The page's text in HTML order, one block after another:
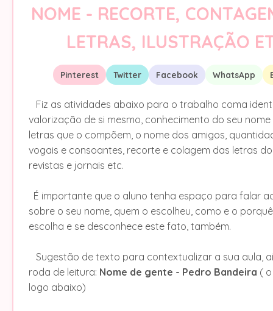
NOME - RECORTE,
LETRAS, ILUSTRAÇÃO
Pinterest Twitter Facebook WhatsApp
Fiz as atividades abaixo para o trabalho coma
valorização de si mesmo, conhecimento do seu nome
letras que o compõem, o nome dos amigos,
vogais e consoantes, recorte e colagem das letras
revistas e jornais etc.
É importante que o aluno tenha espaço para falar
sobre o seu nome, quem o escolheu, como e o
escolha e se desconhece este fato, também.
Sugestão de texto para contextualizar a sua aula,
roda de leitura: Nome de gente - Pedro Bandeira (
logo abaixo)